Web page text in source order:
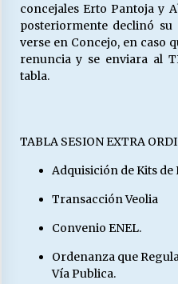
¿Asesores
18/04/2026
concejales Erto Pantoja y
posteriormente declinó
verse en Concejo, en caso
renuncia y se enviara al
tabla.
TABLA SESION EXTRA
Adquisición de Kits de
Transacción Veolia
Convenio ENEL.
Ordenanza que
Vía Publica.